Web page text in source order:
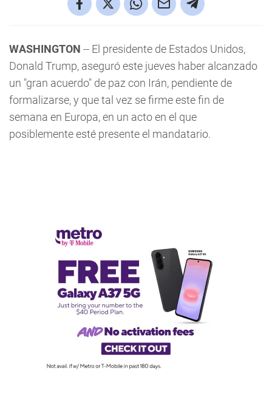
WASHINGTON -- El presidente de Estados Unidos,
Donald Trump, aseguró este jueves haber alcanzado
un "gran acuerdo" de paz con Irán, pendiente de
formalizarse, y que tal vez se firme este fin de
semana en Europa, en un acto en el que
posiblemente esté presente el mandatario.